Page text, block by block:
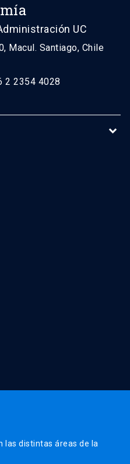
UC
Macul. Santiago, Chile
2 2354 4028
las distintas áreas de la